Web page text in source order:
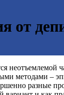
от
неотъемлемой
методами –
разные